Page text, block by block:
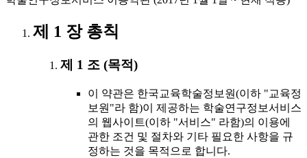
제 1 장 총칙
제 1 조 (목적)
이 약관은 한국교육학술정보원(이하 "교육정
보원"라 함)이 제공하는 학술연구정보서비스
의 웹사이트(이하 "서비스" 라함)의 이용에
관한 조건 및 절차와 기타 필요한 사항을 규
정하는 것을 목적으로 합니다.